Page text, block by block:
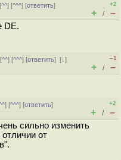
^^] [^^^] [ответить]
+2
+ / –
DE.
^^] [^^^] [ответить][↓]
–1
+ / –
] [^^^] [ответить]
+2
+ / –
сильно изменить
от